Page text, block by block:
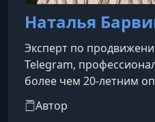
Наталья
Эксперт по
Telegram,
более чем 20-летним
специализируется на
привлечения заявок и
Автор